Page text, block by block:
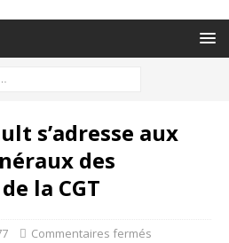
s’adresse aux
des
la CGT
Commentaires fermés